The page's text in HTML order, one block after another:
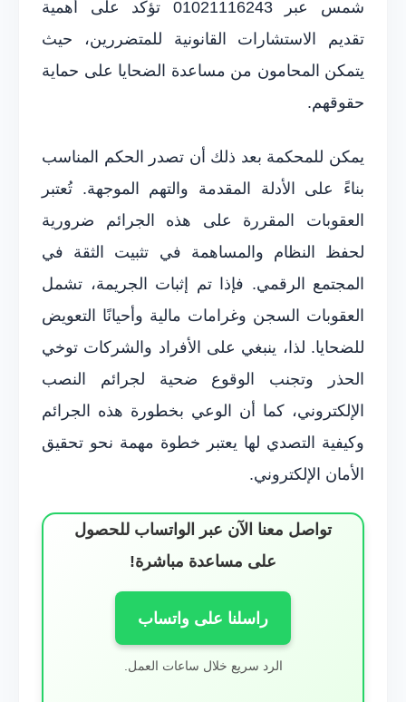
شمس عبر 01021116243 تؤكد على أهمية
تقديم الاستشارات القانونية للمتضررين، حيث
يتمكن المحامون من مساعدة الضحايا على حماية
حقوقهم.
يمكن للمحكمة بعد ذلك أن تصدر الحكم المناسب
بناءً على الأدلة المقدمة والتهم الموجهة. تُعتبر
العقوبات المقررة على هذه الجرائم ضرورية
لحفظ النظام والمساهمة في تثبيت الثقة في
المجتمع الرقمي. فإذا تم إثبات الجريمة، تشمل
العقوبات السجن وغرامات مالية وأحيانًا التعويض
للضحايا. لذا، ينبغي على الأفراد والشركات توخي
الحذر وتجنب الوقوع ضحية لجرائم النصب
الإلكتروني، كما أن الوعي بخطورة هذه الجرائم
وكيفية التصدي لها يعتبر خطوة مهمة نحو تحقيق
الأمان الإلكتروني.
تواصل معنا الآن عبر الواتساب للحصول
على مساعدة مباشرة!
راسلنا على واتساب
الرد سريع خلال ساعات العمل.